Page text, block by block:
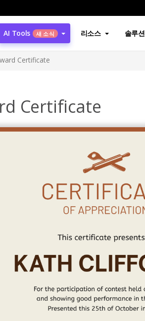
AI Tools 새 소식 리소스 솔루션
Certificate
Certificate